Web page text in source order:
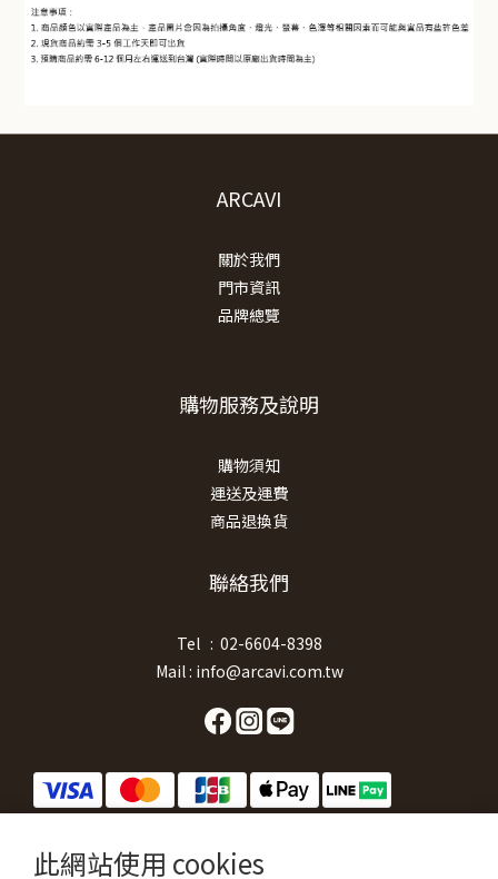
此網站使用 cookies
ARCAVI
關於我們
門市資訊
品牌總覽
購物服務及說明
購物須知
運送及運費
商品退換貨
聯絡我們
Tel : 02-6604-8398
Mail : info@arcavi.com.tw